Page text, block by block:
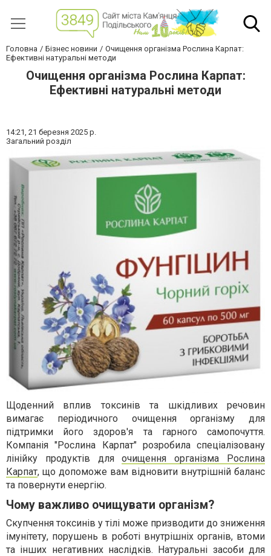
Головна Бізнес новини
Очищення організма Рослина Карпат:
Ефективні натуральні методи
Очищення організма Рослина Карпат:
Ефективні натуральні методи
14:21, 21 березня 2025 р.
Загальний розділ
Щоденний вплив токсинів та шкідливих речовин
вимагає періодичного очищення організму для
підтримки його здоров'я та гарного самопочуття.
Компанія "Рослина Карпат" розробила спеціалізовану
лінійку продуктів дляочищення організма Рослина
Карпат, що допоможе вам відновити внутрішній баланс
та повернути енергію.
Чому важливо очищувати організм?
Скупчення токсинів у тілі може призводити до зниження
імунітету, порушень в роботі внутрішніх органів, втоми
та інших негативних наслідків. Натуральні засоби для